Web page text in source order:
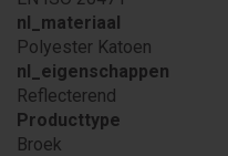
nl_materiaal
Polyester Katoen
nl_eigenschappen
Reflecterend
Producttype
Broek